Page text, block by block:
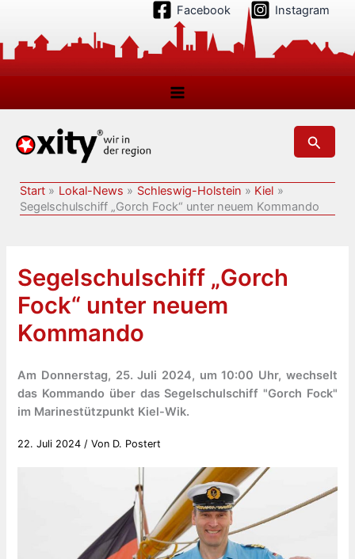
springen
Facebook Instagram
Suchen
Start Lokal-News Schleswig-Holstein
Kiel
Segelschulschiff „Gorch Fock“ unter neuem Kommando
Segelschulschiff „Gorch
Fock“ unter neuem
Kommando
Am Donnerstag, 25. Juli 2024, um 10:00 Uhr, wechselt
das Kommando über das Segelschulschiff "Gorch Fock"
im Marinestützpunkt Kiel-Wik.
22. Juli 2024 / Von D. Postert